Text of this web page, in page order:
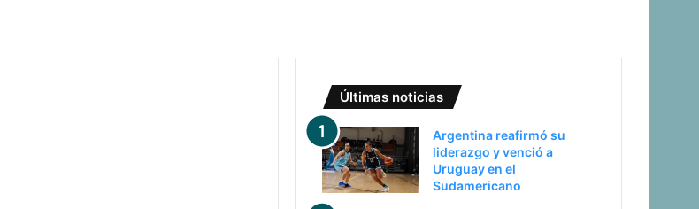
Últimas noticias
Argentina reafirmó su
liderazgo y venció a
Uruguay en el
Sudamericano